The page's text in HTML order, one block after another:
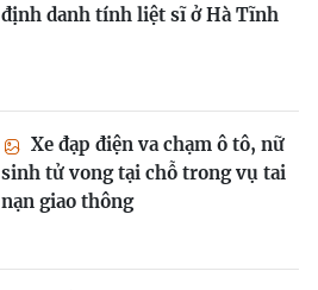
định danh tính liệt sĩ ở Hà Tĩnh
Xe đạp điện va chạm ô tô, nữ
sinh tử vong tại chỗ trong vụ tai
nạn giao thông